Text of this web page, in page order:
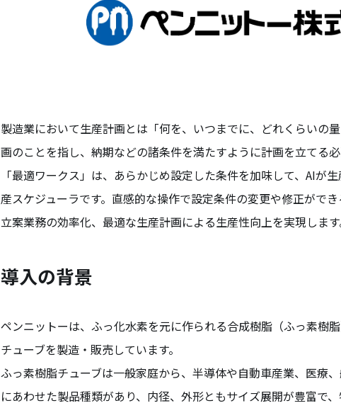
製造業において生産計画とは「何を、いつまでに、どれくらいの
画のことを指し、納期などの諸条件を満たすように計画を立てる必
「最適ワークス」は、あらかじめ設定した条件を加味して、AIが
産スケジューラです。直感的な操作で設定条件の変更や修正がで
立案業務の効率化、最適な生産計画による生産性向上を実現します
導入の背景
ペンニットーは、ふっ化水素を元に作られる合成樹脂（ふっ素樹
チューブを製造・販売しています。
ふっ素樹脂チューブは一般家庭から、半導体や自動車産業、医療
にあわせた製品種類があり、内径、外形ともサイズ展開が豊富で